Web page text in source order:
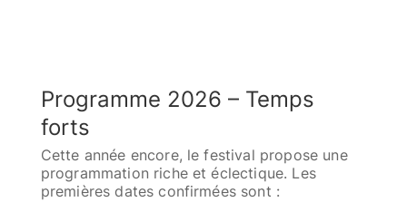
Programme 2026 – Temps
forts
Cette année encore, le festival propose une
programmation riche et éclectique. Les
premières dates confirmées sont :